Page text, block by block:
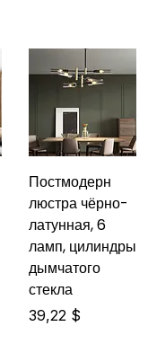
Постмодерн
люстра чёрно-
латунная, 6
ламп, цилиндры
дымчатого
стекла
Цена
39,22 $